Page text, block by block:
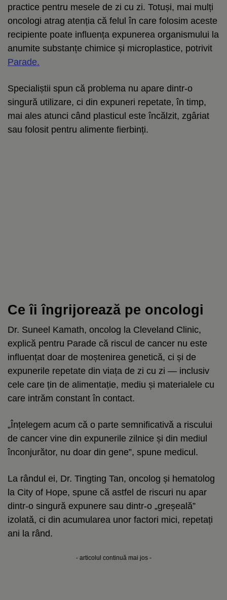
practice pentru mesele de zi cu zi. Totuși, mai mulți
oncologi atrag atenția că felul în care folosim aceste
recipiente poate influența expunerea organismului la
anumite substanțe chimice și microplastice, potrivit
Parade.
Specialiștii spun că problema nu apare dintr-o
singură utilizare, ci din expuneri repetate, în timp,
mai ales atunci când plasticul este încălzit, zgâriat
sau folosit pentru alimente fierbinți.
Ce îi îngrijorează pe oncologi
Dr. Suneel Kamath, oncolog la Cleveland Clinic,
explică pentru Parade că riscul de cancer nu este
influențat doar de moștenirea genetică, ci și de
expunerile repetate din viața de zi cu zi — inclusiv
cele care țin de alimentație, mediu și materialele cu
care intrăm constant în contact.
„Înțelegem acum că o parte semnificativă a riscului
de cancer vine din expunerile zilnice și din mediul
înconjurător, nu doar din gene”, spune medicul.
La rândul ei, Dr. Tingting Tan, oncolog și hematolog
la City of Hope, spune că astfel de riscuri nu apar
dintr-o singură expunere sau dintr-o „greșeală”
izolată, ci din acumularea unor factori mici, repetați
ani la rând.
- articolul continuă mai jos -